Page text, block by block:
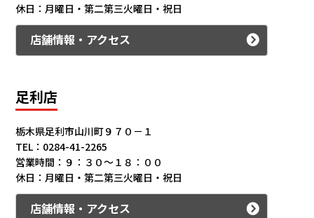
休日：月曜日・第二第三火曜日・祝日
店舗情報・アクセス
足利店
栃木県足利市山川町９７０－１
TEL：0284-41-2265
営業時間：９：３０～１８：００
休日：月曜日・第二第三火曜日・祝日
店舗情報・アクセス